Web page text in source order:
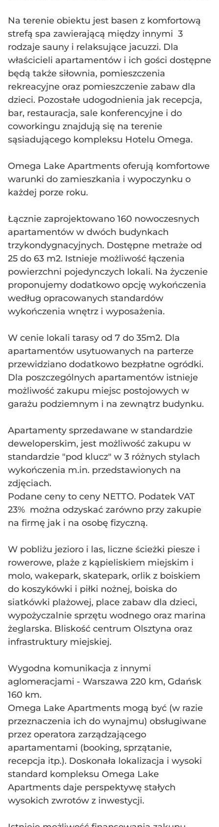
Na terenie obiektu jest basen z komfortową
strefą spa zawierającą między innymi 3
rodzaje sauny i relaksujące jacuzzi. Dla
właścicieli apartamentów i ich gości dostępne
będą także siłownia, pomieszczenia
rekreacyjne oraz pomieszczenie zabaw dla
dzieci. Pozostałe udogodnienia jak recepcja,
bar, restauracja, sale konferencyjne i do
coworkingu znajdują się na terenie
sąsiadującego kompleksu Hotelu Omega.
Omega Lake Apartments oferują komfortowe
warunki do zamieszkania i wypoczynku o
każdej porze roku.
Łącznie zaprojektowano 160 nowoczesnych
apartamentów w dwóch budynkach
trzykondygnacyjnych. Dostępne metraże od
25 do 63 m2. Istnieje możliwość łączenia
powierzchni pojedynczych lokali. Na życzenie
proponujemy dodatkowo opcję wykończenia
według opracowanych standardów
wykończenia wnętrz i wyposażenia.
W cenie lokali tarasy od 7 do 35m2. Dla
apartamentów usytuowanych na parterze
przewidziano dodatkowo bezpłatne ogródki.
Dla poszczególnych apartamentów istnieje
możliwość zakupu miejsc postojowych w
garażu podziemnym i na zewnątrz budynku.
Apartamenty sprzedawane w standardzie
deweloperskim, jest możliwość zakupu w
standardzie "pod klucz" w 3 różnych stylach
wykończenia m.in. przedstawionych na
zdjęciach.
Podane ceny to ceny NETTO. Podatek VAT
23% można odzyskać zarówno przy zakupie
na firmę jak i na osobę fizyczną.
W pobliżu jezioro i las, liczne ścieżki piesze i
rowerowe, plaże z kąpieliskiem miejskim i
molo, wakepark, skatepark, orlik z boiskiem
do koszykówki i piłki nożnej, boiska do
siatkówki plażowej, place zabaw dla dzieci,
wypożyczalnie sprzętu wodnego oraz marina
żeglarska. Bliskość centrum Olsztyna oraz
infrastruktury miejskiej.
Wygodna komunikacja z innymi
aglomeracjami - Warszawa 220 km, Gdańsk
160 km.
Omega Lake Apartments mogą być (w razie
przeznaczenia ich do wynajmu) obsługiwane
przez operatora zarządzającego
apartamentami (booking, sprzątanie,
recepcja itp.). Doskonała lokalizacja i wysoki
standard kompleksu Omega Lake
Apartments daje perspektywę stałych
wysokich zwrotów z inwestycji.